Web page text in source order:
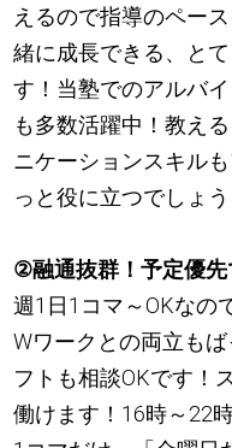
えるので指導のペー
緒に成長できる、と
す！当塾でのアルバ
も多数活躍中！教え
ニケーションスキル
っと役に立つでしょう
②融通抜群！予定優先
週1日1コマ～OKなの
Wワークとの両立も
フトも相談OKです！
働けます！16時～22